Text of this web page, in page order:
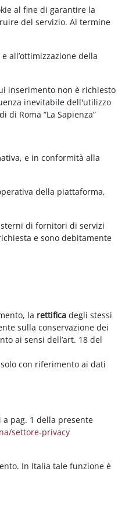
al fine di garantire la
del servizio. Al termine
all’ottimizzazione della
inserimento non è richiesto
inevitabile dell'utilizzo
Roma “La Sapienza”
e in conformità alla
della piattaforma,
di fornitori di servizi
e sono debitamente
la rettificadegli stessi
sulla conservazione dei
ai sensi dell’art. 18 del
con riferimento ai dati
pag. 1 della presente
settore-privacy
In Italia tale funzione è